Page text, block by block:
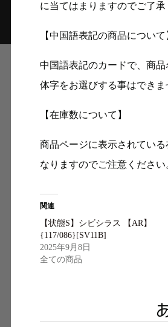
に当てはまりますのでご了承
【中国語表記の商品について
中国語表記のカードで、商
体字をお選びする事はできま
【在庫数について】
商品ページに表示されてい
なりますのでご注意ください
関連
【状態S】シビシラス 【AR】
{117/086}[SV11B]
2025年9月8日
全ての商品